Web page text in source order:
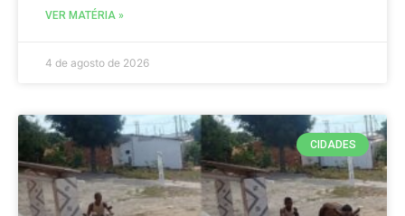
VER MATÉRIA »
4 de agosto de 2026
CIDADES